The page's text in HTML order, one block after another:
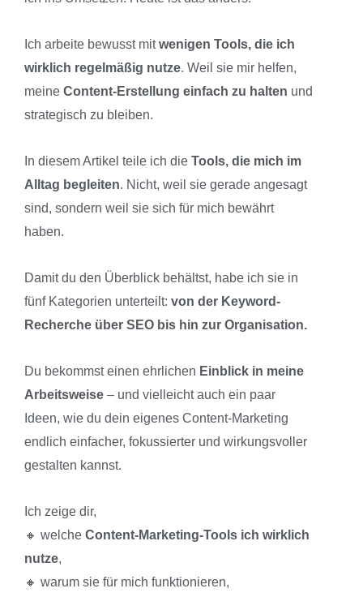
Ich arbeite bewusst mitwenigen Tools, die ich
wirklich regelmäßig nutze. Weil sie mir helfen,
meine Content-Erstellung einfach zu halten und
strategisch zu bleiben.
In diesem Artikel teile ich die Tools, die mich im
Alltag begleiten. Nicht, weil sie gerade angesagt
sind, sondern weil sie sich für mich bewährt
haben.
Damit du den Überblick behältst, habe ich sie in
fünf Kategorien unterteilt: von der Keyword-
Recherche über SEO bis hin zur Organisation.
Du bekommst einen ehrlichen Einblick in meine
Arbeitsweise– und vielleicht auch ein paar
Ideen, wie du dein eigenes Content-Marketing
endlich einfacher, fokussierter und wirkungsvoller
gestalten kannst.
Ich zeige dir,
🔸 welche Content-Marketing-Tools ich wirklich
nutze,
🔸 warum sie für mich funktionieren,